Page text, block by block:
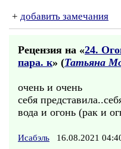
+ добавить замечания
Рецензия на «24.
пара. к» (Татьяна
очень и очень
себя
вода и огонь (рак и
Исабэль 16.08.2021